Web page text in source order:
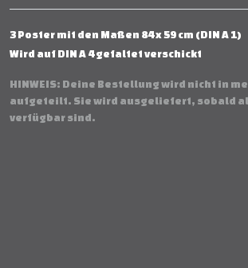
3 Poster mit den Maßen 84 x 59 cm (DIN A 1)
Wird auf DIN A 4 gefaltet verschickt
HINWEIS: Deine Bestellung wird nicht in
aufgeteilt. Sie wird ausgeliefert, sobald
verfügbar sind.